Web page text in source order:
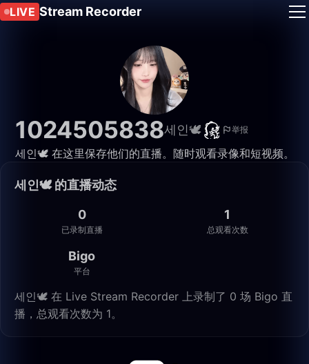
LIVE Stream Recorder
1024505838세인🕊️ 举报
세인🕊️ 在这里保存他们的直播。随时观看录像和短视频。
세인🕊️ 的直播动态
0
已录制直播
1
总观看次数
Bigo
平台
세인🕊️ 在 Live Stream Recorder 上录制了 0 场 Bigo 直
播，总观看次数为 1。